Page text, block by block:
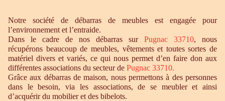
Notre société de débarras de meubles est engagée pour
l’environnement et l’entraide.
Dans le cadre de nos débarras sur Pugnac 33710, nous
récupérons beaucoup de meubles, vêtements et toutes sortes de
matériel divers et variés, ce qui nous permet d’en faire don aux
différentes associations du secteur de Pugnac 33710.
Grâce aux débarras de maison, nous permettons à des personnes
dans le besoin, via les associations, de se meubler et ainsi
d’acquérir du mobilier et des bibelots.